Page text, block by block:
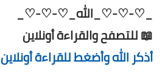
_♡-♡-♡_الله_♡-♡-♡_
📖 للتصفح والقراءة أونلاين
أذكر الله وأضغط للقراءة أونلاين